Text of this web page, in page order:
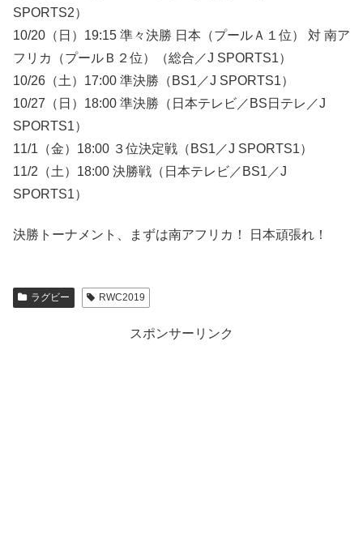
SPORTS2）
10/20（日）19:15 準々決勝 日本（プールＡ１位） 対 南ア
フリカ（プールＢ２位）（総合／J SPORTS1）
10/26（土）17:00 準決勝（BS1／J SPORTS1）
10/27（日）18:00 準決勝（日本テレビ／BS日テレ／J
SPORTS1）
11/1（金）18:00 ３位決定戦（BS1／J SPORTS1）
11/2（土）18:00 決勝戦（日本テレビ／BS1／J
SPORTS1）
決勝トーナメント、まずは南アフリカ！ 日本頑張れ！
ラグビー RWC2019
スポンサーリンク